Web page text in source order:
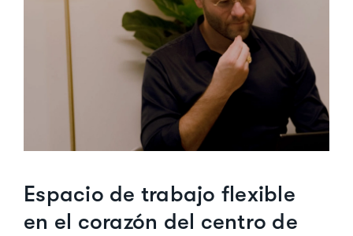
Espacio de trabajo flexible
en el corazón del centro de